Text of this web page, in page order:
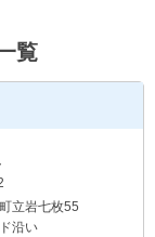
覧
立岩七枚55
沿い